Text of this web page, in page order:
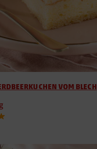
VOM BLECH